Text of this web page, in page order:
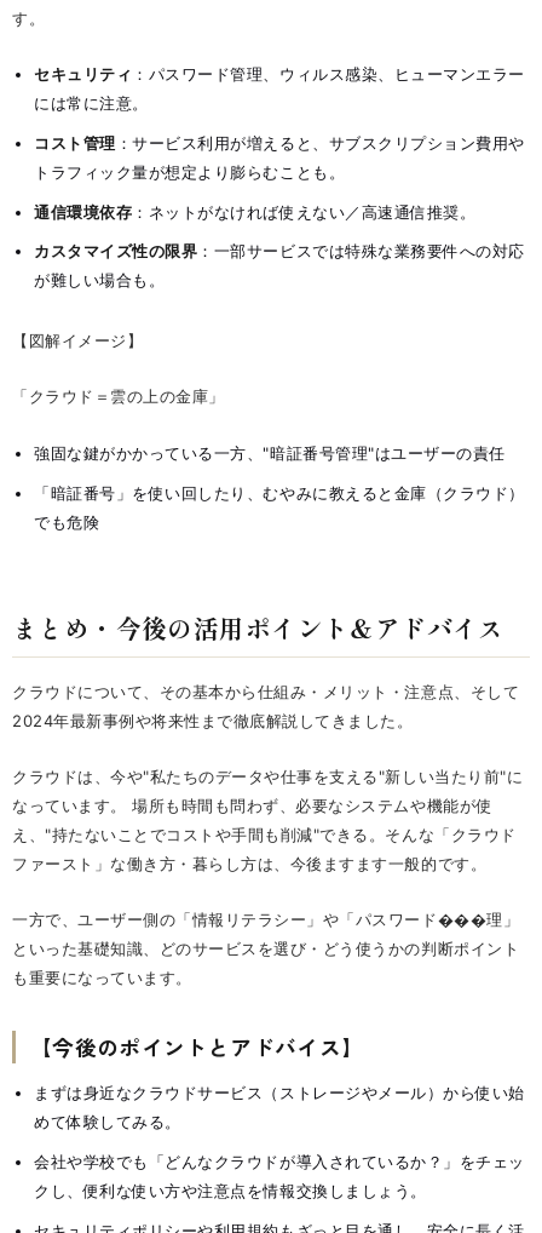
す。
セキュリティ ：パスワード管理、ウィルス感染、ヒューマンエラー
には常に注意。
コスト管理 ：サービス利用が増えると、サブスクリプション費用や
トラフィック量が想定より膨らむことも。
通信環境依存 ：ネットがなければ使えない／高速通信推奨。
カスタマイズ性の限界 ：一部サービスでは特殊な業務要件への対応
が難しい場合も。
【図解イメージ】
「クラウド＝雲の上の金庫」
強固な鍵がかかっている一方、"暗証番号管理"はユーザーの責任
「暗証番号」を使い回したり、むやみに教えると金庫（クラウド）
でも危険
まとめ・今後の活用ポイント＆アドバイス
クラウドについて、その基本から仕組み・メリット・注意点、そして
2024年最新事例や将来性まで徹底解説してきました。
クラウドは、今や"私たちのデータや仕事を支える"新しい当たり前"に
なっています。 場所も時間も問わず、必要なシステムや機能が使
え、"持たないことでコストや手間も削減"できる。そんな「クラウド
ファースト」な働き方・暮らし方は、今後ますます一般的です。
一方で、ユーザー側の「情報リテラシー」や「パスワード���理」
といった基礎知識、どのサービスを選び・どう使うかの判断ポイント
も重要になっています。
【今後のポイントとアドバイス】
まずは身近なクラウドサービス（ストレージやメール）から使い始
めて体験してみる。
会社や学校でも「どんなクラウドが導入されているか？」をチェッ
クし、便利な使い方や注意点を情報交換しましょう。